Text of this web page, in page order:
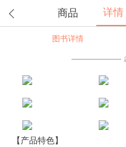
商品 详情
图书详情
【产品特色】